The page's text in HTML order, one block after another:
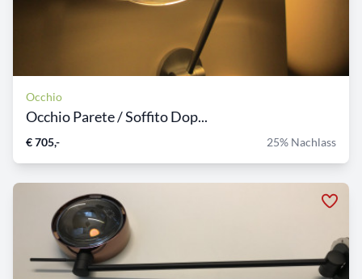
Occhio
Occhio Parete / Soffito Dop...
€ 705,- 25% Nachlass